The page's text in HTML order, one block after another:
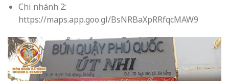
Chi nhánh 2:
https://maps.app.goo.gl/BsNRBaXpRRfqcMAW9